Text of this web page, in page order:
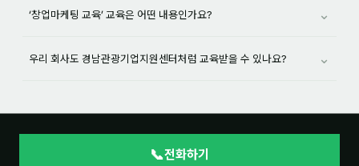
‘창업마케팅 교육’ 교육은 어떤 내용인가요? ⌄
우리 회사도 경남관광기업지원센터처럼 교육받을 수 있나요? ⌄
📞전화하기